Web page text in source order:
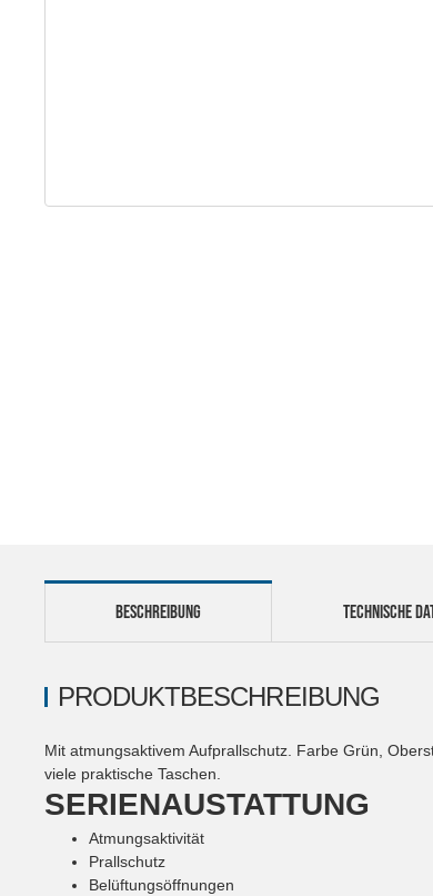
TECHNISCHE
BESCHREIBUNG
PRODUKTBESCHREIBUNG
Mit atmungsaktivem Aufprallschutz. Farbe Grün,
viele praktische Taschen.
SERIENAUSTATTUNG
Atmungsaktivität
Prallschutz
Belüftungsöffnungen